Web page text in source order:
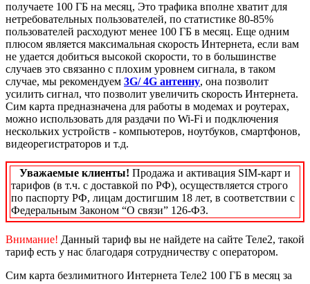
получаете 100 ГБ на месяц, Это трафика вполне хватит для
нетребовательных пользователей, по статистике 80-85%
пользователей расходуют менее 100 ГБ в месяц. Еще одним
плюсом является максимальная скорость Интернета, если вам
не удается добиться высокой скорости, то в большинстве
случаев это связанно с плохим уровнем сигнала, в таком
случае, мы рекомендуем 3G/ 4G антенну, она позволит
усилить сигнал, что позволит увеличить скорость Интернета.
Сим карта предназначена для работы в модемах и роутерах,
можно использовать для раздачи по Wi-Fi и подключения
нескольких устройств - компьютеров, ноутбуков, смартфонов,
видеорегистраторов и т.д.
Уважаемые клиенты! Продажа и активация SIM-карт и
тарифов (в т.ч. с доставкой по РФ), осуществляется строго
по паспорту РФ, лицам достигшим 18 лет, в соответствии с
Федеральным Законом “О связи” 126-ФЗ.
Внимание! Данный тариф вы не найдете на сайте Теле2, такой
тариф есть у нас благодаря сотрудничеству с оператором.
Сим карта безлимитного Интернета Теле2 100 ГБ в месяц за